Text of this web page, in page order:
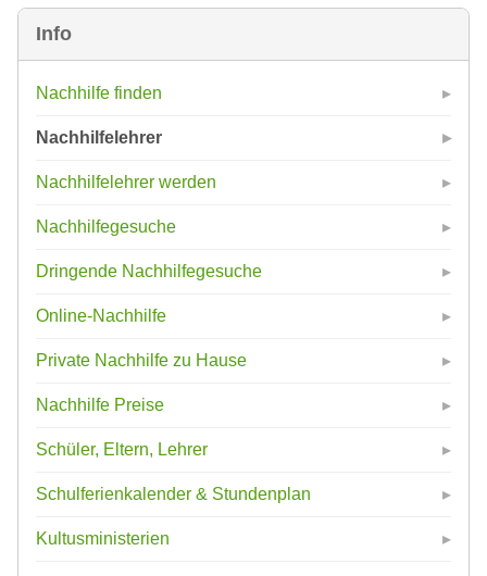
Info
Nachhilfe finden
Nachhilfelehrer
Nachhilfelehrer werden
Nachhilfegesuche
Dringende Nachhilfegesuche
Online-Nachhilfe
Private Nachhilfe zu Hause
Nachhilfe Preise
Schüler, Eltern, Lehrer
Schulferienkalender & Stundenplan
Kultusministerien